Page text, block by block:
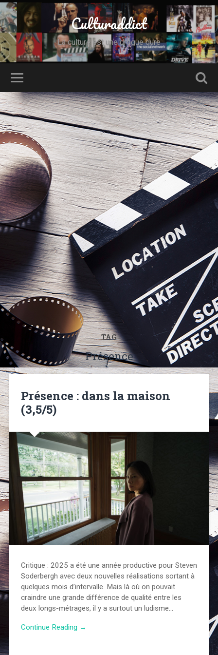
Culturaddict
La culture est une drogue dure
TAG
Présence
Présence : dans la maison
(3,5/5)
Critique : 2025 a été une année productive pour Steven
Soderbergh avec deux nouvelles réalisations sortant à
quelques mois d’intervalle. Mais là où on pouvait
craindre une grande différence de qualité entre les
deux longs-métrages, il y a surtout un ludisme…
Continue Reading →